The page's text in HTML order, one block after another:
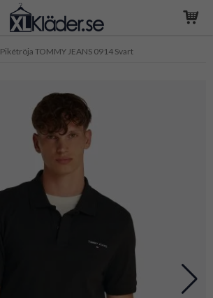
Pikétröja TOMMY JEANS 0914 Svart